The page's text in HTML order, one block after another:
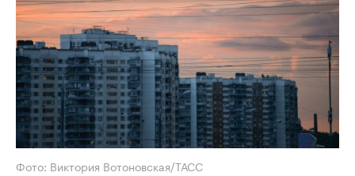
Фото: Виктория Вотоновская/ТАСС